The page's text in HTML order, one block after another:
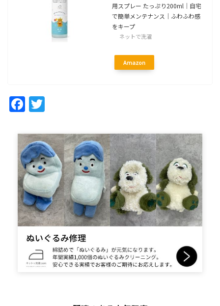
用スプレー たっぷり200ml｜自宅
で簡単メンテナンス｜ふわふわ感
をキープ
ネットで洗濯
Amazon
Facebook